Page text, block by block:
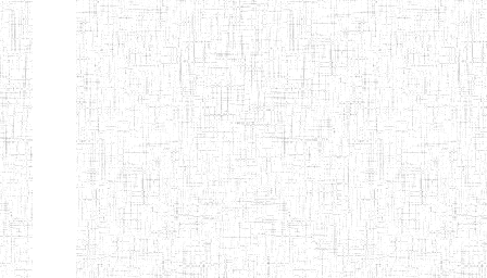
ENI PRIVEE
LAIQUE
22/09/2000 ENIEG Privé
ENIEG BERYLA 06/06/2014 ENIEG Privé
ENIEG
L'EXCELLENCE
28/08/2009 ENIEG Privé
ENIEG DES
10/07/2001 ENIEG Privé